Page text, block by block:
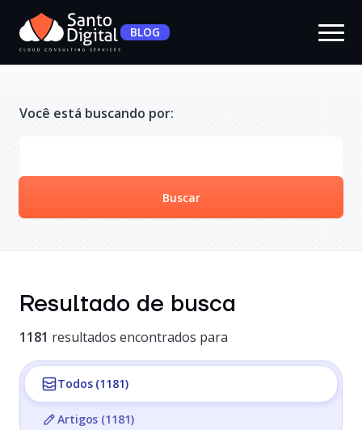
BLOG
Você está buscando por:
Buscar
Resultado de busca
1181 resultados encontrados para
Todos (1181)
Artigos (1181)